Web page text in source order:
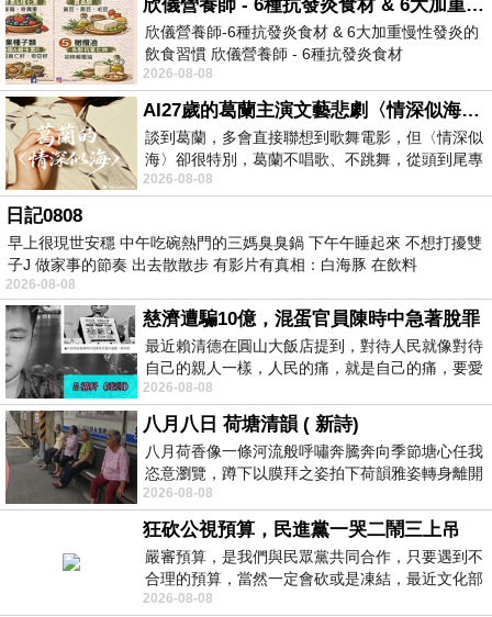
欣儀營養師 - 6種抗發炎食材 & 6大加重慢性發炎的飲食習慣
欣儀營養師-6種抗發炎食材 & 6大加重慢性發炎的
飲食習慣 欣儀營養師 - 6種抗發炎食材
https://www.facebook.com/photo/?fbid=147
2026-08-08
AI27歲的葛蘭主演文藝悲劇〈情深似海〉 #戀上老電影 #葛蘭 #粟子
談到葛蘭，多會直接聯想到歌舞電影，但〈情深似
海〉卻很特別，葛蘭不唱歌、不跳舞，從頭到尾專
心演戲。拍攝期間，經常工作超過12個鐘
2026-08-08
日記0808
早上很現世安穩 中午吃碗熱門的三媽臭臭鍋 下午午睡起來 不想打擾雙
子J 做家事的節奏 出去散散步 有影片有真相：白海豚 在飲料
2026-08-08
慈濟遭騙10億，混蛋官員陳時中急著脫罪
最近賴清德在圓山大飯店提到，對待人民就像對待
自己的親人一樣，人民的痛，就是自己的痛，要愛
民如親，說的這麼好聽，實際上根本沒做
2026-08-08
八月八日 荷塘清韻 ( 新詩)
八月荷香像一條河流般呼嘯奔騰奔向季節塘心任我
恣意瀏覽，蹲下以膜拜之姿拍下荷韻雅姿轉身離開
時我把美麗的遐想掛在亭亭葉柄上盼望
2026-08-08
狂砍公視預算，民進黨一哭二鬧三上吊
嚴審預算，是我們與民眾黨共同合作，只要遇到不
合理的預算，當然一定會砍或是凍結，最近文化部
要編列公視和Taiwan plus預算，在110年
2026-08-08